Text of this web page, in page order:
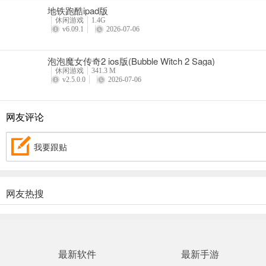
地铁跑酷ipad版
休闲游戏
1.4G
v6.09.1
2026-07-06
泡泡魔女传奇2 ios版(Bubble Witch 2 Saga)
休闲游戏
341.3 M
v2.5.0.0
2026-07-06
网友评论
我要跟贴
网友热搜
最新软件 最新手游